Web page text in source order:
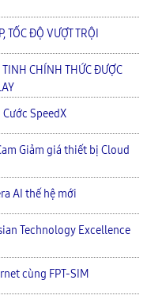
TỐC ĐỘ VƯỢT TRỘI
CHÍNH THỨC ĐƯỢC
SpeedX
Giảm giá thiết bị Cloud
AI thế hệ mới
Technology Excellence
cùng FPT-SIM